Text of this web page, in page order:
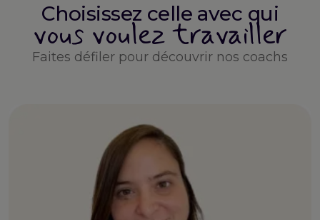
Choisissez celle avec qui
vous voulez travailler
Faites défiler pour découvrir nos coachs